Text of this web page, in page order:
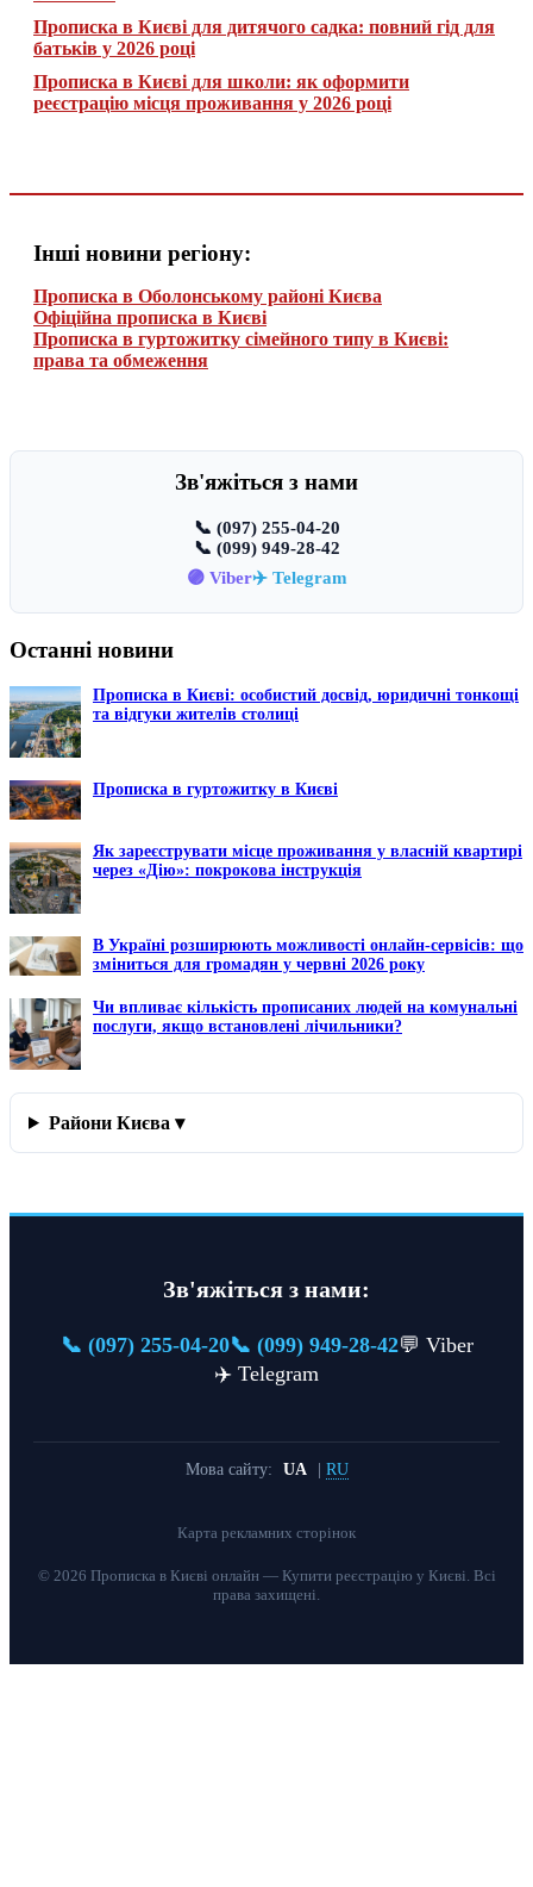
Прописка в Києві для дитячого садка: повний гід для
батьків у 2026 році
Прописка в Києві для школи: як оформити
реєстрацію місця проживання у 2026 році
Інші новини регіону:
Прописка в Оболонському районі Києва
Офіційна прописка в Києві
Прописка в гуртожитку сімейного типу в Києві:
права та обмеження
Зв'яжіться з нами
📞 (097) 255-04-20
📞 (099) 949-28-42
🟣 Viber✈️ Telegram
Останні новини
Прописка в Києві: особистий досвід, юридичні тонкощі
та відгуки жителів столиці
Прописка в гуртожитку в Києві
Як зареєструвати місце проживання у власній квартирі
через «Дію»: покрокова інструкція
В Україні розширюють можливості онлайн-сервісів: що
зміниться для громадян у червні 2026 року
Чи впливає кількість прописаних людей на комунальні
послуги, якщо встановлені лічильники?
Райони Києва ▾
Зв'яжіться з нами:
📞 (097) 255-04-20📞 (099) 949-28-42💬 Viber
✈️ Telegram
Мова сайту: UA RU
Карта рекламних сторінок
© 2026 Прописка в Києві онлайн — Купити реєстрацію у Києві. Всі
права захищені.